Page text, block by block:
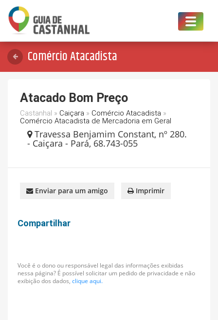
Toggle
Comércio Atacadista
Atacado Bom Preço
Castanhal » Caiçara » Comércio Atacadista »
Comércio Atacadista de Mercadoria em Geral
Travessa Benjamim Constant, nº 280.
- Caiçara - Pará, 68.743-055
Enviar para um amigo Imprimir
Compartilhar
Você é o dono ou responsável legal das informações exibidas
nessa página? É possível solicitar um pedido de privacidade e não
exibição dos dados, clique aqui.